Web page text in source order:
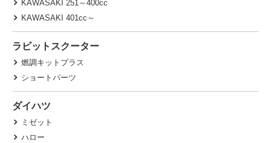
KAWASAKI 251～400cc
KAWASAKI 401cc～
ラビットスクーター
燃調キットプラス
ショートパーツ
ダイハツ
ミゼット
ハロー